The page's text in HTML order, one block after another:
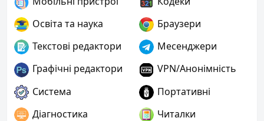
Освіта та наука
Браузери
Текстові редактори
Месенджери
Графічні редактори
VPN/Анонімність
Система
Портативні
Діагностика
Читалки